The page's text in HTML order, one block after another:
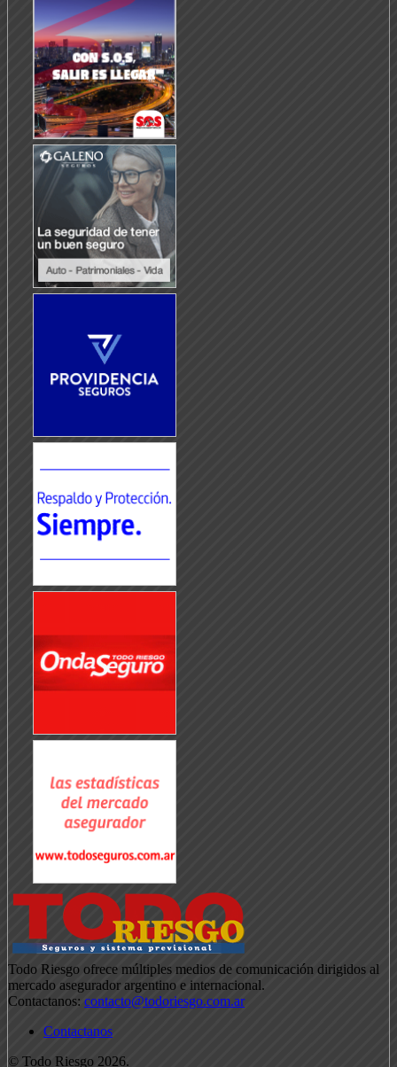
Todo Riesgo ofrece múltiples medios de comunicación dirigidos al
mercado asegurador argentino e internacional.
Contactanos: contacto@todoriesgo.com.ar
Contactanos
© Todo Riesgo 2026.